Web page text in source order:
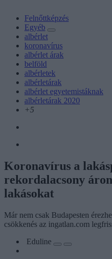
Felnőttképzés
Egyéb
albérlet
koronavírus
albérlet árak
belföld
albérletek
albérletárak
albérlet egyetemistáknak
albérletárak 2020
+5
Koronavírus a
rekordalacsony
lakásokat
Már nem csak Budapesten
csökkenés az ingatlan.com
Eduline